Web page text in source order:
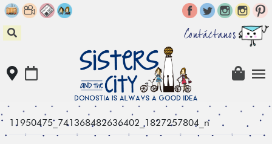
Skip
to
content
Contáctanos
11950475_741368482636402_1827257804_n